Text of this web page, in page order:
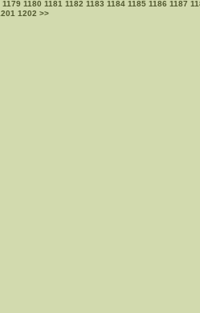
1179 1180 1181 1182 1183 1184 1185 1186 1187
1202 >>